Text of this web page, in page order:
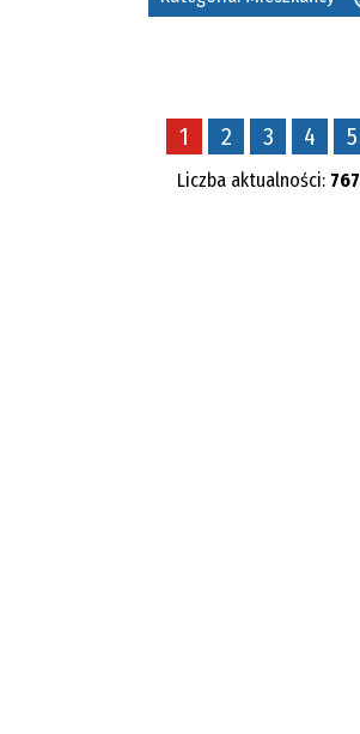
—
Kategoria
1 2 3 4 5
Liczba aktualności: 767